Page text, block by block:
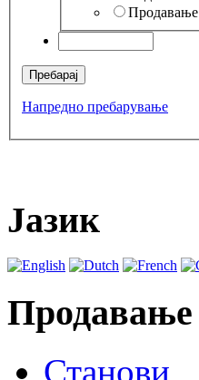
Продавање
Напредно пребарување
Јазик
Продавање
Станови